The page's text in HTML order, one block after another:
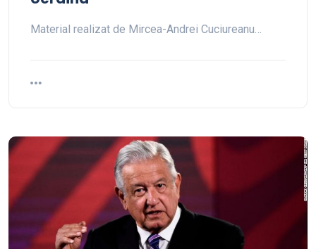
Material realizat de Mircea-Andrei Cuciureanu…